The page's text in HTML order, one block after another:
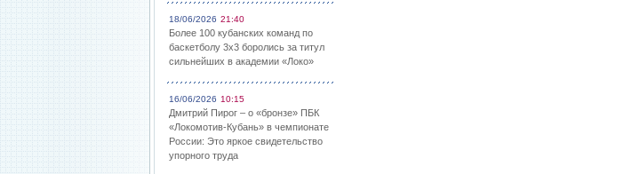
18/06/2026 21:40
Более 100 кубанских команд по
баскетболу 3х3 боролись за титул
сильнейших в академии «Локо»
16/06/2026 10:15
Дмитрий Пирог – о «бронзе» ПБК
«Локомотив-Кубань» в чемпионате
России: Это яркое свидетельство
упорного труда